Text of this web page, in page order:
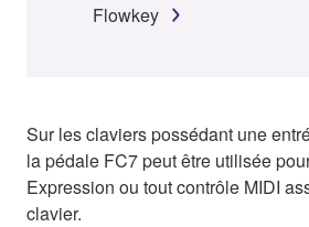
Flowkey
Sur les claviers possédant une
la pédale FC7 peut être utilisée
Expression ou tout contrôle MIDI
clavier.